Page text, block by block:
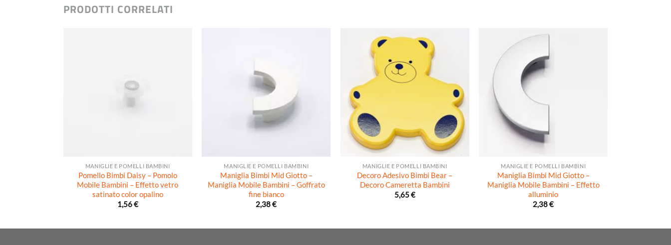
PRODOTTI CORRELATI
MANIGLIE E POMELLI BAMBINI
Pomello Bimbi Daisy – Pomolo
Mobile Bambini – Effetto vetro
satinato color opalino
1,56€
MANIGLIE E POMELLI BAMBINI
Maniglia Bimbi Mid Giotto –
Maniglia Mobile Bambini – Goffrato
fine bianco
2,38€
MANIGLIE E POMELLI BAMBINI
Decoro Adesivo Bimbi Bear –
Decoro Cameretta Bambini
5,65€
MANIGLIE E POMELLI BAMBINI
Maniglia Bimbi Mid Giotto –
Maniglia Mobile Bambini – Effetto
alluminio
2,38€